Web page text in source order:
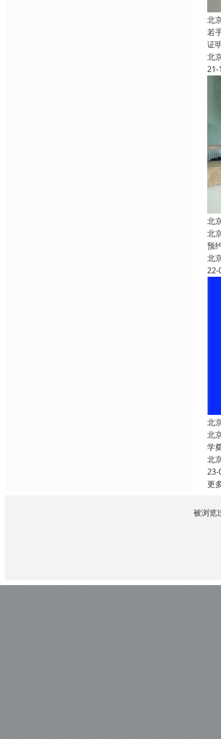
北
若
证
北
21-
北
北
预
北
22-
北
北
学
北
23-
更
被浏览